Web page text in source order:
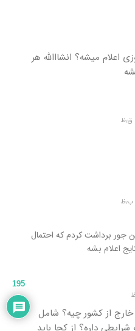
اعلام میشه؟ انشااالله هر
تا ۳۱ام. من این جور برداشت کردم که احتمال
از کشور چیه؟ شامل
داره؟ از کجا باید
195